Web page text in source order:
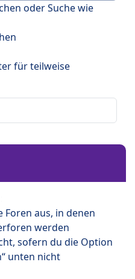
oder Suche wie
für teilweise
Foren aus, in denen
werden
sofern du die Option
unten nicht